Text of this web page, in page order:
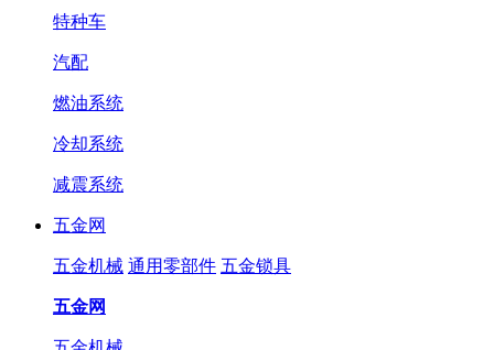
特种车
汽配
燃油系统
冷却系统
减震系统
五金网
五金机械 通用零部件 五金锁具
五金网